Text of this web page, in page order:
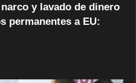
y lavado de dinero
permanentes a EU: